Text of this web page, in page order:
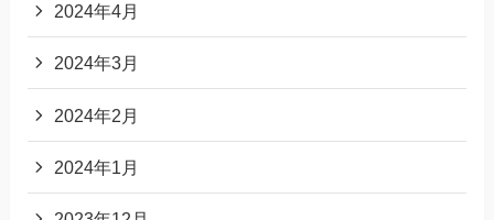
2024年4月
2024年3月
2024年2月
2024年1月